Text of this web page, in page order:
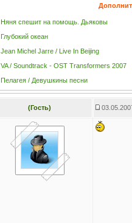
Няня спешит на помощь. Дьяковы
Глубокий океан
Jean Michel Jarre / Live In Beijing
VA / Soundtrack - OST Transformers 2007
Пелагея / Девушкины песни
(Гость)